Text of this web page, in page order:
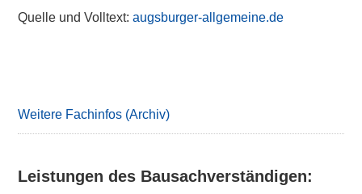
Quelle und Volltext:augsburger-allgemeine.de
Weitere Fachinfos (Archiv)
Leistungen des Bausachverständigen: